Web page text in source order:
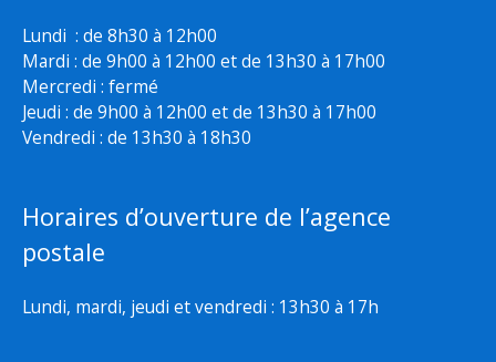
Lundi : de 8h30 à 12h00
Mardi : de 9h00 à 12h00 et de 13h30 à 17h00
Mercredi : fermé
Jeudi : de 9h00 à 12h00 et de 13h30 à 17h00
Vendredi : de 13h30 à 18h30
Horaires d’ouverture de l’agence
postale
Lundi, mardi, jeudi et vendredi : 13h30 à 17h